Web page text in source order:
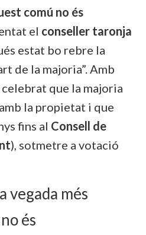
comú no és
el conseller taronja
estat bo rebre la
de la majoria”. Amb
que la majoria
la propietat i que
fins al Consell de
), sotmetre a votació
vegada més
és